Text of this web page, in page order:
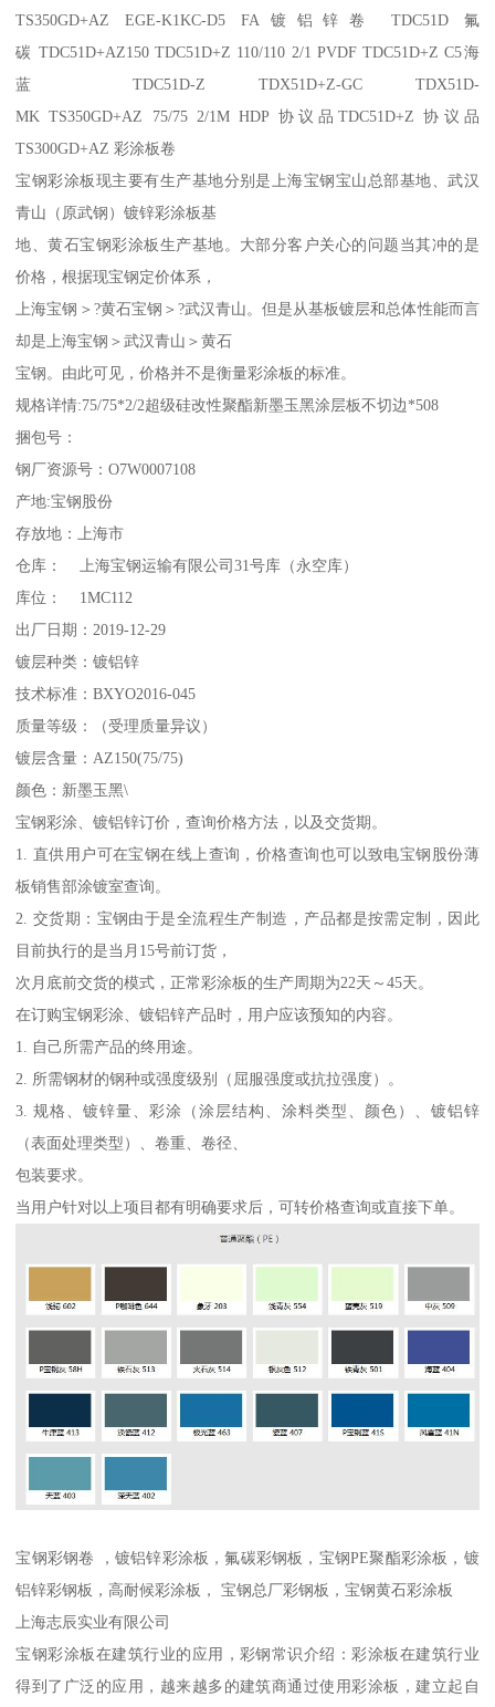
TS350GD+AZ EGE-K1KC-D5 FA镀铝锌卷 TDC51D 氟
碳 TDC51D+AZ150 TDC51D+Z 110/110 2/1 PVDF TDC51D+Z C5海
蓝 TDC51D-Z TDX51D+Z-GC TDX51D-
MK TS350GD+AZ 75/75 2/1M HDP 协议品TDC51D+Z 协议品
TS300GD+AZ 彩涂板卷
宝钢彩涂板现主要有生产基地分别是上海宝钢宝山总部基地、武汉
青山（原武钢）镀锌彩涂板基
地、黄石宝钢彩涂板生产基地。大部分客户关心的问题当其冲的是
价格，根据现宝钢定价体系，
上海宝钢＞?黄石宝钢＞?武汉青山。但是从基板镀层和总体性能而言
却是上海宝钢＞武汉青山＞黄石
宝钢。由此可见，价格并不是衡量彩涂板的标准。
规格详情:75/75*2/2超级硅改性聚酯新墨玉黑涂层板不切边*508
捆包号：
钢厂资源号：O7W0007108
产地:宝钢股份
存放地：上海市
仓库： 上海宝钢运输有限公司31号库（永空库）
库位： 1MC112
出厂日期：2019-12-29
镀层种类：镀铝锌
技术标准：BXYO2016-045
质量等级：（受理质量异议）
镀层含量：AZ150(75/75)
颜色：新墨玉黑\
宝钢彩涂、镀铝锌订价，查询价格方法，以及交货期。
1. 直供用户可在宝钢在线上查询，价格查询也可以致电宝钢股份薄
板销售部涂镀室查询。
2. 交货期：宝钢由于是全流程生产制造，产品都是按需定制，因此
目前执行的是当月15号前订货，
次月底前交货的模式，正常彩涂板的生产周期为22天～45天。
在订购宝钢彩涂、镀铝锌产品时，用户应该预知的内容。
1. 自己所需产品的终用途。
2. 所需钢材的钢种或强度级别（屈服强度或抗拉强度）。
3. 规格、镀锌量、彩涂（涂层结构、涂料类型、颜色）、镀铝锌
（表面处理类型）、卷重、卷径、
包装要求。
当用户针对以上项目都有明确要求后，可转价格查询或直接下单。
宝钢彩钢卷 ，镀铝锌彩涂板，氟碳彩钢板，宝钢PE聚酯彩涂板，镀
铝锌彩钢板，高耐候彩涂板， 宝钢总厂彩钢板，宝钢黄石彩涂板
上海志辰实业有限公司
宝钢彩涂板在建筑行业的应用，彩钢常识介绍：彩涂板在建筑行业
得到了广泛的应用，越来越多的建筑商通过使用彩涂板，建立起自